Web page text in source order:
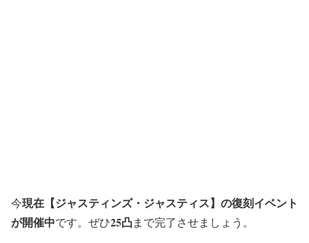
今現在 【ジャスティンズ・ジャスティス】 の復刻イベント
が開催中です。ぜひ25凸まで完了させましょう。